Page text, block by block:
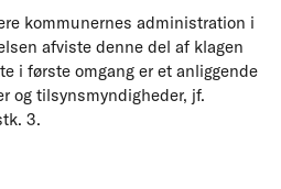
kommunernes administration i
afviste denne del af klagen
i første omgang er et anliggende
og tilsynsmyndigheder, jf.
3.